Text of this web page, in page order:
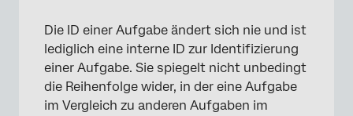
Die ID einer Aufgabe ändert sich nie und ist
lediglich eine interne ID zur Identifizierung
einer Aufgabe. Sie spiegelt nicht unbedingt
die Reihenfolge wider, in der eine Aufgabe
im Vergleich zu anderen Aufgaben im